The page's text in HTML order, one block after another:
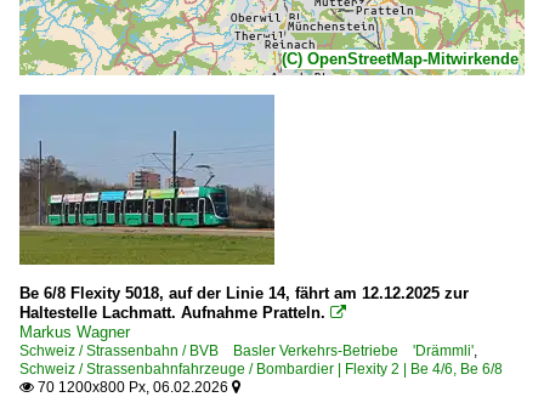
(C) OpenStreetMap-Mitwirkende
Be 6/8 Flexity 5018, auf der Linie 14, fährt am 12.12.2025 zur
Haltestelle Lachmatt. Aufnahme Pratteln. 
Markus Wagner
Schweiz / Strassenbahn / BVB Basler Verkehrs-Betriebe 'Drämmli',
Schweiz / Strassenbahnfahrzeuge / Bombardier | Flexity 2 | Be 4/6, Be 6/8
 70 1200x800 Px, 06.02.2026 